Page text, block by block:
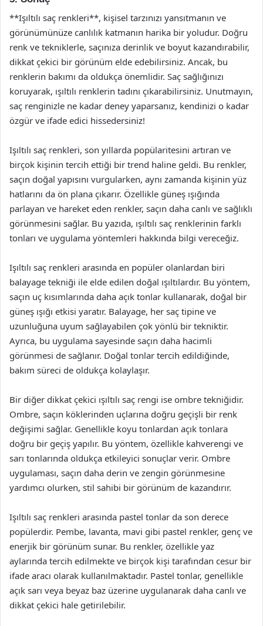
**Işıltılı saç renkleri**, kişisel tarzınızı yansıtmanın ve
görünümünüze canlılık katmanın harika bir yoludur. Doğru
renk ve tekniklerle, saçınıza derinlik ve boyut kazandırabilir,
dikkat çekici bir görünüm elde edebilirsiniz. Ancak, bu
renklerin bakımı da oldukça önemlidir. Saç sağlığınızı
koruyarak, ışıltılı renklerin tadını çıkarabilirsiniz. Unutmayın,
saç renginizle ne kadar deney yaparsanız, kendinizi o kadar
özgür ve ifade edici hissedersiniz!
Işıltılı saç renkleri, son yıllarda popülaritesini artıran ve
birçok kişinin tercih ettiği bir trend haline geldi. Bu renkler,
saçın doğal yapısını vurgularken, aynı zamanda kişinin yüz
hatlarını da ön plana çıkarır. Özellikle güneş ışığında
parlayan ve hareket eden renkler, saçın daha canlı ve sağlıklı
görünmesini sağlar. Bu yazıda, ışıltılı saç renklerinin farklı
tonları ve uygulama yöntemleri hakkında bilgi vereceğiz.
Işıltılı saç renkleri arasında en popüler olanlardan biri
balayage tekniği ile elde edilen doğal ışıltılardır. Bu yöntem,
saçın uç kısımlarında daha açık tonlar kullanarak, doğal bir
güneş ışığı etkisi yaratır. Balayage, her saç tipine ve
uzunluğuna uyum sağlayabilen çok yönlü bir tekniktir.
Ayrıca, bu uygulama sayesinde saçın daha hacimli
görünmesi de sağlanır. Doğal tonlar tercih edildiğinde,
bakım süreci de oldukça kolaylaşır.
Bir diğer dikkat çekici ışıltılı saç rengi ise ombre tekniğidir.
Ombre, saçın köklerinden uçlarına doğru geçişli bir renk
değişimi sağlar. Genellikle koyu tonlardan açık tonlara
doğru bir geçiş yapılır. Bu yöntem, özellikle kahverengi ve
sarı tonlarında oldukça etkileyici sonuçlar verir. Ombre
uygulaması, saçın daha derin ve zengin görünmesine
yardımcı olurken, stil sahibi bir görünüm de kazandırır.
Işıltılı saç renkleri arasında pastel tonlar da son derece
popülerdir. Pembe, lavanta, mavi gibi pastel renkler, genç ve
enerjik bir görünüm sunar. Bu renkler, özellikle yaz
aylarında tercih edilmekte ve birçok kişi tarafından cesur bir
ifade aracı olarak kullanılmaktadır. Pastel tonlar, genellikle
açık sarı veya beyaz baz üzerine uygulanarak daha canlı ve
dikkat çekici hale getirilebilir.